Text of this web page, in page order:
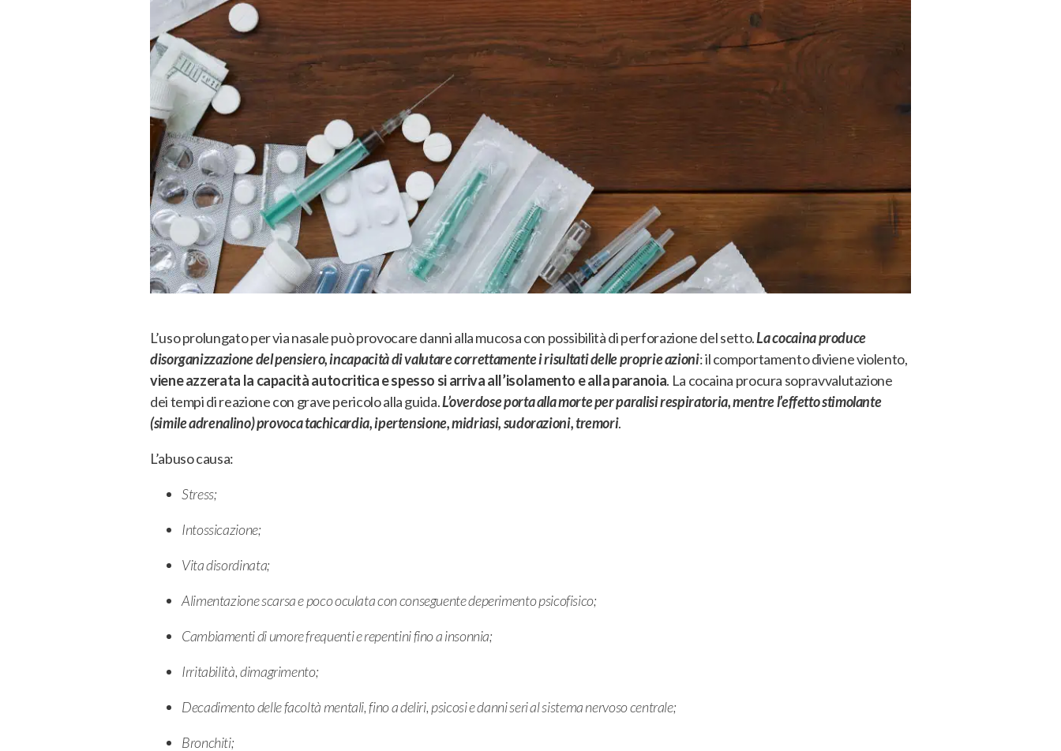
L’uso prolungato per via nasale può provocare danni alla mucosa con possibilità di perforazione del setto.La cocaina produce
disorganizzazione del pensiero, incapacità di valutare correttamente i risultati delle proprie azioni: il comportamento diviene violento,
viene azzerata la capacità autocritica e spesso si arriva all’isolamento e alla paranoia. La cocaina procura sopravvalutazione
dei tempi di reazione con grave pericolo alla guida.L’overdose porta alla morte per paralisi respiratoria, mentre l’effetto stimolante
(simile adrenalino) provoca tachicardia, ipertensione, midriasi, sudorazioni, tremori.
L’abuso causa:
Stress;
Intossicazione;
Vita disordinata;
Alimentazione scarsa e poco oculata con conseguente deperimento psicofisico;
Cambiamenti di umore frequenti e repentini fino a insonnia;
Irritabilità, dimagrimento;
Decadimento delle facoltà mentali, fino a deliri, psicosi e danni seri al sistema nervoso centrale;
Bronchiti;